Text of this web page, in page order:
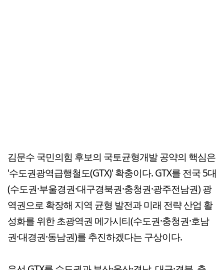
김문수 국민의힘 후보의 국토균형개발 공약의 핵심은
'수도권광역급행철도(GTX)' 확충이다. GTX를 전국 5대
(수도권·부울경권·대구경북권·충청권·광주전남권) 광
역권으로 확장해 지역 균형 발전과 미래 전략 산업 활
성화를 위한 초광역권 메가시티(수도권·충청권·호남
권·대경권·동남권)를 추진하겠다는 구상이다.